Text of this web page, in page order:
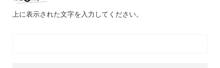
上に表示された文字を入力してください。